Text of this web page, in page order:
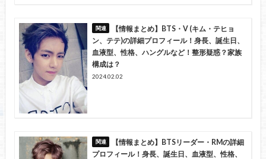
【情報まとめ】BTS・V (キム・テヒョ
ン、テテ)の詳細プロフィール！身長、誕生日、
血液型、性格、ハングルなど！整形疑惑？家族
構成は？
2024.02.02
【情報まとめ】BTSリーダー・RMの詳細
プロフィール！身長、誕生日、血液型、性格、